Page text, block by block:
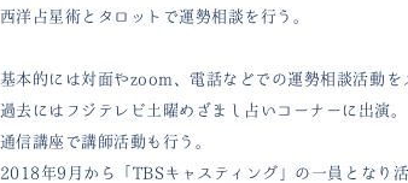
西洋占星術とタロットで運勢相談を行う。
基本的には対面やzoom、電話などでの運勢相談活動を
過去にはフジテレビ土曜めざまし占いコーナーに出演。
通信講座で講師活動も行う。
2018年9月から「TBSキャスティング」の一員となり